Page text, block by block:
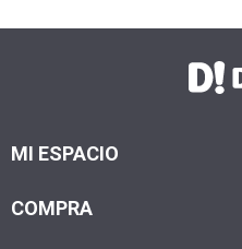
MI ESPACIO
COMPRA